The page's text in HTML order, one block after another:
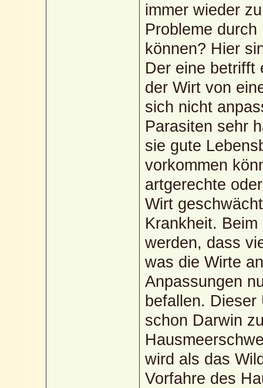
immer wieder
Probleme
können? Hier
Der eine betrifft
der Wirt von
sich nicht
Parasiten sehr
sie gute
vorkommen
artgerechte
Wirt
Krankheit.
werden, dass
was die Wirte
Anpassungen
befallen.
schon Darwin
wird als das
Vorfahre des